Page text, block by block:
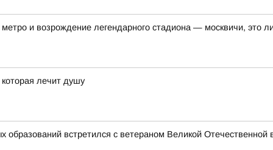
и возрождение легендарного стадиона — москвичи, это
лечит душу
встретился с ветераном Великой Отечественной